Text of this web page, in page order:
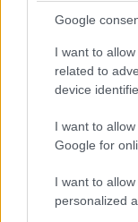
Google
I want to
related to
device
I want to
Google for
I want to
personalized